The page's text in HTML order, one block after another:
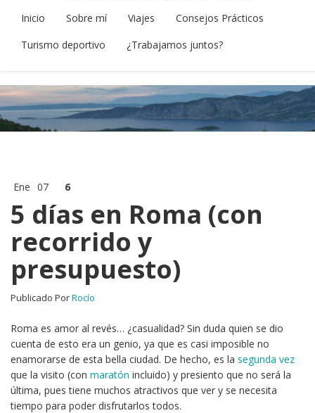
Inicio Sobre mí Viajes
Consejos Prácticos
Turismo deportivo
¿Trabajamos juntos?
Ene 07 6
5 días en Roma (con
recorrido y
presupuesto)
Publicado PorRocío
Roma es amor al revés… ¿casualidad? Sin duda quien se dio
cuenta de esto era un genio, ya que es casi imposible no
enamorarse de esta bella ciudad. De hecho, es la segunda vez
que la visito (con maratón incluido) y presiento que no será la
última, pues tiene muchos atractivos que ver y se necesita
tiempo para poder disfrutarlos todos.